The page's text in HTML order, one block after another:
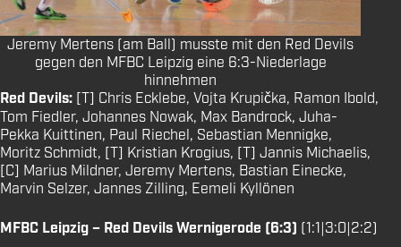
Jeremy Mertens (am Ball) musste mit den Red Devils
gegen den MFBC Leipzig eine 6:3-Niederlage
hinnehmen
Red Devils: [T] Chris Ecklebe, Vojta Krupička, Ramon Ibold,
Tom Fiedler, Johannes Nowak, Max Bandrock, Juha-
Pekka Kuittinen, Paul Riechel, Sebastian Mennigke,
Moritz Schmidt, [T] Kristian Krogius, [T] Jannis Michaelis,
[C] Marius Mildner, Jeremy Mertens, Bastian Einecke,
Marvin Selzer, Jannes Zilling, Eemeli Kyllönen
MFBC Leipzig – Red Devils Wernigerode (6:3) (1:1|3:0|2:2)